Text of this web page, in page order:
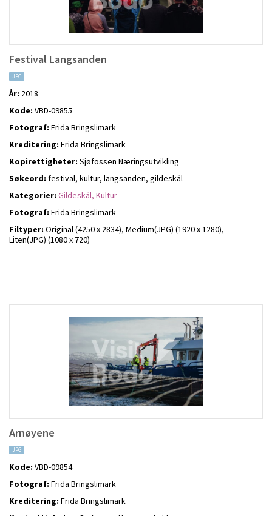
Festival Langsanden
JPG
År: 2018
Kode: VBD-09855
Fotograf: Frida Bringslimark
Kreditering: Frida Bringslimark
Kopirettigheter: Sjøfossen Næringsutvikling
Søkeord: festival, kultur, langsanden, gildeskål
Kategorier: Gildeskål, Kultur
Fotograf: Frida Bringslimark
Filtyper: Original (4250 x 2834), Medium(JPG) (1920 x 1280),
Liten(JPG) (1080 x 720)
Arnøyene
JPG
Kode: VBD-09854
Fotograf: Frida Bringslimark
Kreditering: Frida Bringslimark